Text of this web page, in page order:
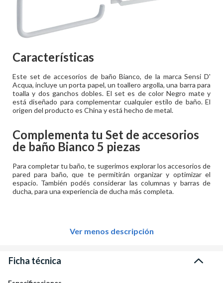
Características
Este set de accesorios de baño Bianco, de la marca Sensi D'
Acqua, incluye un porta papel, un toallero argolla, una barra para
toalla y dos ganchos dobles. El set es de color Negro mate y
está diseñado para complementar cualquier estilo de baño. El
origen del producto es China y está hecho de metal.
Complementa tu Set de accesorios
de baño Bianco 5 piezas
Para completar tu baño, te sugerimos explorar los accesorios de
pared para baño, que te permitirán organizar y optimizar el
espacio. También podés considerar las columnas y barras de
ducha, para una experiencia de ducha más completa.
Ver menos descripción
Ficha técnica